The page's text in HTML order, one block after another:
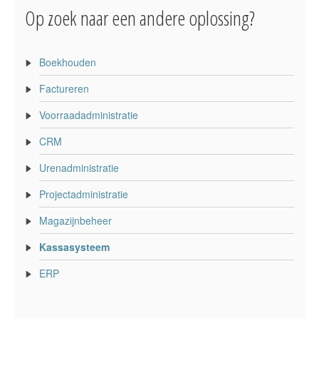
Op zoek naar een andere oplossing?
Boekhouden
Factureren
Voorraadadministratie
CRM
Urenadministratie
Projectadministratie
Magazijnbeheer
Kassasysteem
ERP